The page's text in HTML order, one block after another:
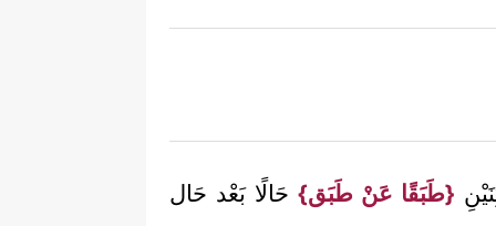
{طَبَقًا عَنْ طَبَق} حَالًا بَعْد حَال